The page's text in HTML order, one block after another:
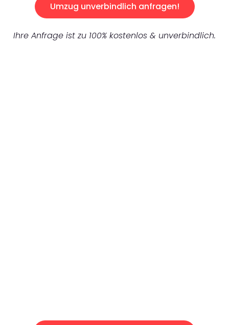
Umzug unverbindlich anfragen!
Ihre Anfrage ist zu 100% kostenlos & unverbindlich.